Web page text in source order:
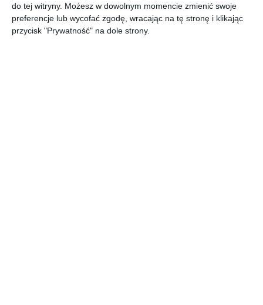
do tej witryny. Możesz w dowolnym momencie zmienić swoje
preferencje lub wycofać zgodę, wracając na tę stronę i klikając
przycisk "Prywatność" na dole strony.
Dozór policyjny i nakaz opuszczenia
mieszkania